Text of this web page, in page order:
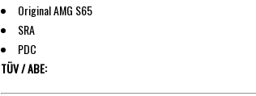
Original AMG S65
SRA
PDC
TÜV / ABE: